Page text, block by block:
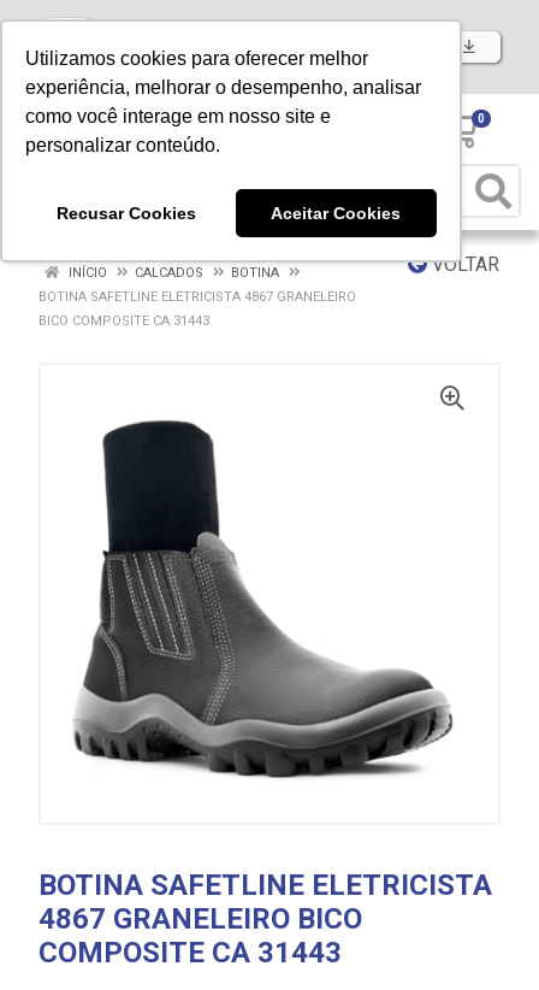
Utilizamos cookies para oferecer melhor
experiência, melhorar o desempenho, analisar
como você interage em nosso site e
personalizar conteúdo.
Recusar Cookies Aceitar Cookies
Baixe já nosso APP
0
VOLTAR
INÍCIO CALCADOS
BOTINA
BOTINA SAFETLINE ELETRICISTA 4867 GRANELEIRO
BICO COMPOSITE CA 31443
BOTINA SAFETLINE ELETRICISTA
4867 GRANELEIRO BICO
COMPOSITE CA 31443